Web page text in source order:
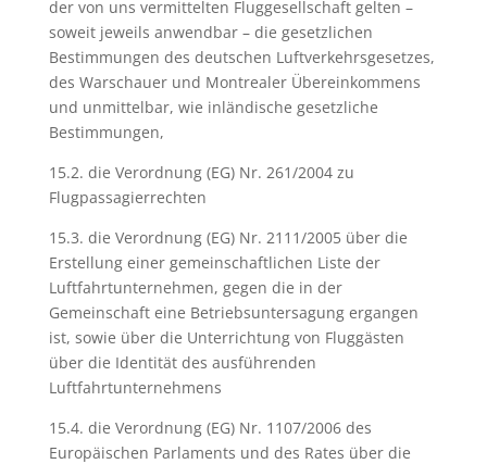
der von uns vermittelten Fluggesellschaft gelten –
soweit jeweils anwendbar – die gesetzlichen
Bestimmungen des deutschen Luftverkehrsgesetzes,
des Warschauer und Montrealer Übereinkommens
und unmittelbar, wie inländische gesetzliche
Bestimmungen,
15.2. die Verordnung (EG) Nr. 261/2004 zu
Flugpassagierrechten
15.3. die Verordnung (EG) Nr. 2111/2005 über die
Erstellung einer gemeinschaftlichen Liste der
Luftfahrtunternehmen, gegen die in der
Gemeinschaft eine Betriebsuntersagung ergangen
ist, sowie über die Unterrichtung von Fluggästen
über die Identität des ausführenden
Luftfahrtunternehmens
15.4. die Verordnung (EG) Nr. 1107/2006 des
Europäischen Parlaments und des Rates über die